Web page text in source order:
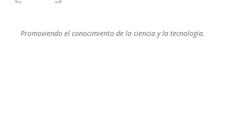
Promoviendo el conocimiento de la ciencia y la tecnología.